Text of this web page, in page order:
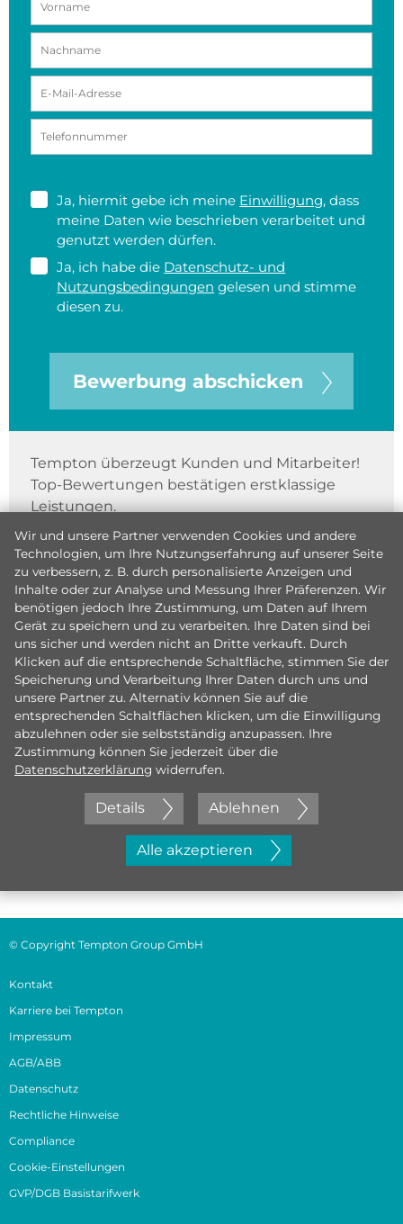
Ja, hiermit gebe ich meine Einwilligung, dass
meine Daten wie beschrieben verarbeitet und
genutzt werden dürfen.
Ja, ich habe die Datenschutz- und
Nutzungsbedingungen gelesen und stimme
diesen zu.
Bewerbung abschicken
Tempton überzeugt Kunden und Mitarbeiter!
Top-Bewertungen bestätigen erstklassige
Leistungen.
Jetzt initiativ bewerben
Wir und unsere Partner verwenden Cookies und andere
Technologien, um Ihre Nutzungserfahrung auf unserer Seite
zu verbessern, z. B. durch personalisierte Anzeigen und
Inhalte oder zur Analyse und Messung Ihrer Präferenzen. Wir
benötigen jedoch Ihre Zustimmung, um Daten auf Ihrem
Gerät zu speichern und zu verarbeiten. Ihre Daten sind bei
uns sicher und werden nicht an Dritte verkauft. Durch
Klicken auf die entsprechende Schaltfläche, stimmen Sie der
Speicherung und Verarbeitung Ihrer Daten durch uns und
unsere Partner zu. Alternativ können Sie auf die
entsprechenden Schaltflächen klicken, um die Einwilligung
abzulehnen oder sie selbstständig anzupassen. Ihre
Zustimmung können Sie jederzeit über die
Datenschutzerklärung widerrufen.
Details Ablehnen
Alle akzeptieren
© Copyright Tempton Group GmbH
Kontakt
Karriere bei Tempton
Impressum
AGB/ABB
Datenschutz
Rechtliche Hinweise
Compliance
Cookie-Einstellungen
GVP/DGB Basistarifwerk